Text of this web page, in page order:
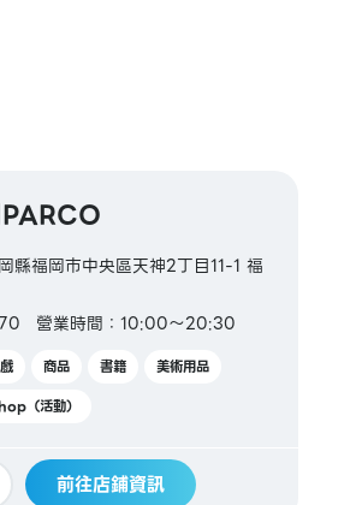
福岡市中央區天神2丁目11-1 福
營業時間：10:00～20:30
商品 書籍
美術用品
（活動）
前往店鋪資訊